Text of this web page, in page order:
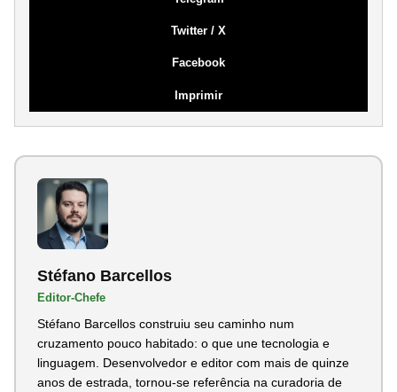
Twitter / X
Facebook
Imprimir
Stéfano Barcellos
Editor-Chefe
Stéfano Barcellos construiu seu caminho num
cruzamento pouco habitado: o que une tecnologia e
linguagem. Desenvolvedor e editor com mais de quinze
anos de estrada, tornou-se referência na curadoria de